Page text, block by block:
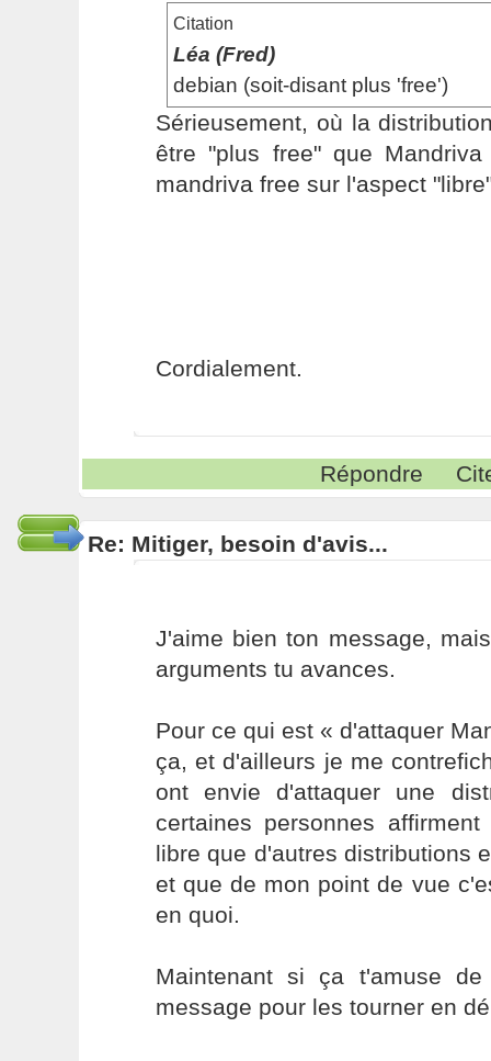
Citation
Léa (Fred)
debian (soit-disant plus 'free')
Sérieusement, où la
être "plus free" que
mandriva free sur l'aspect
Cordialement.
Répondre
Re: Mitiger, besoin d'avis...
J'aime bien ton message,
arguments tu avances.
Pour ce qui est « d'attaquer
ça, et d'ailleurs je me
ont envie d'attaquer une
certaines personnes
libre que d'autres distributions
et que de mon point de vue
en quoi.
Maintenant si ça t'amuse
message pour les tourner en